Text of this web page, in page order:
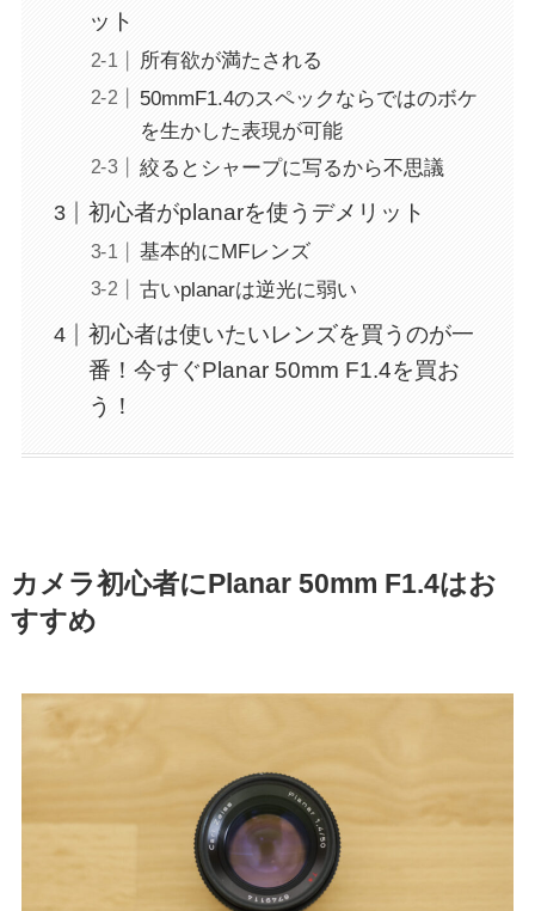
ット
所有欲が満たされる
50mmF1.4のスペックならではのボケ
を生かした表現が可能
絞るとシャープに写るから不思議
初心者がplanarを使うデメリット
基本的にMFレンズ
古いplanarは逆光に弱い
初心者は使いたいレンズを買うのが一
番！今すぐPlanar 50mm F1.4を買お
う！
カメラ初心者にPlanar 50mm F1.4はお
すすめ